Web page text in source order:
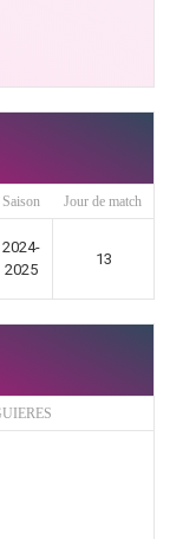
Saison Jour de match
2024-
2025
13